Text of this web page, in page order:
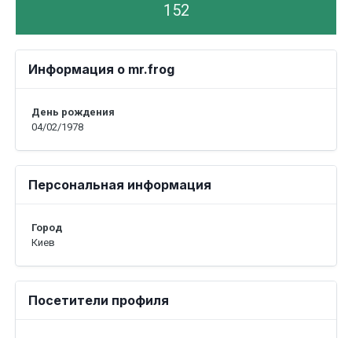
152
Информация о mr.frog
День рождения
04/02/1978
Персональная информация
Город
Киев
Посетители профиля